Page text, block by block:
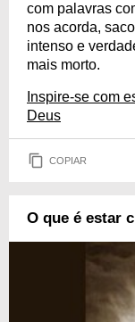
com palavras
nos acorda,
intenso e
mais morto.
Inspire-se com
Deus
COPIAR
O que é estar